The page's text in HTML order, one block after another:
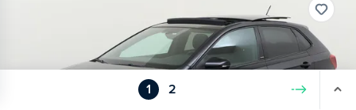
1 2 Volgende